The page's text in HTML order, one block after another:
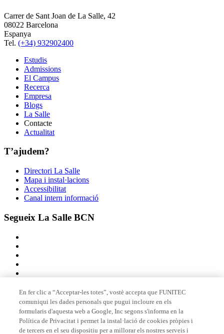
Carrer de Sant Joan de La Salle, 42
08022 Barcelona
Espanya
Tel. (+34) 932902400
Estudis
Admissions
El Campus
Recerca
Empresa
Blogs
La Salle
Contacte
Actualitat
T’ajudem?
Directori La Salle
Mapa i instal·lacions
Accessibilitat
Canal intern informació
Segueix La Salle BCN
Membre de
En fer clic a “Acceptar-les totes”, vostè accepta que FUNITEC
comuniqui les dades personals que pugui incloure en els
formularis d'aquesta web a Google, Inc segons s'informa en la
Política de Privacitat i permet la instal·lació de cookies pròpies i
de tercers en el seu dispositiu per a millorar els nostres serveis i